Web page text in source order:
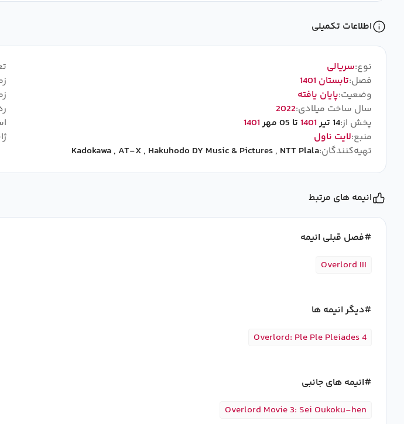
اطلاعات تکمیلی
نوع:سریالی
فصل:تابستان 1401
وضعیت:پایان یافته
سال ساخت میلادی:2022
پخش از:14 تیر 1401 تا 05 مهر
1401
منبع:لایت ناول
تهیه‌کنندگان:
Kadokawa , AT-X , Hakuhodo DY Music & Pictures , NTT Plala
انیمه های مرتبط
فصل قبلی انیمه
Overlord III
دیگر انیمه ها
Overlord: Ple Ple Pleiades 4
انیمه های جانبی
Overlord Movie 3: Sei Oukoku-hen